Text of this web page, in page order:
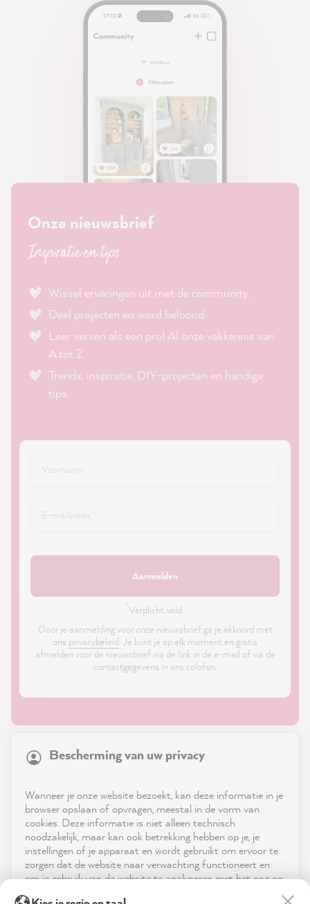
Onze nieuwsbrief
Inspiratie en tips
Wissel ervaringen uit met de community.
Deel projecten en word beloond.
Leer verven als een pro! Al onze vakkennis van
A tot Z.
Trends, inspiratie, DIY-projecten en handige
tips.
Aanmelden
Verplicht veld ·
Door je aanmelding voor onze nieuwsbrief ga je akkoord met
ons privacybeleid. Je kunt je op elk moment en gratis
afmelden voor de nieuwsbrief via de link in de e-mail of via de
contactgegevens in ons colofon.
Service
Neem contact op met
Bescherming van uw privacy
Wanneer je onze website bezoekt, kan deze informatie in je
browser opslaan of opvragen, meestal in de vorm van
cookies. Deze informatie is niet alleen technisch
noodzakelijk, maar kan ook betrekking hebben op je, je
instellingen of je apparaat en wordt gebruikt om ervoor te
zorgen dat de website naar verwachting functioneert en
om je gebruik van de website te analyseren met het oog op
21,899Reviews
reviews-io